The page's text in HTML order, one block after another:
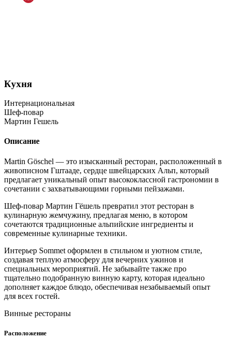
Кухня
Интернациональная
Шеф-повар
Мартин Гешель
Описание
Martin Göschel — это изысканный ресторан, расположенный в
живописном Гштааде, сердце швейцарских Альп, который
предлагает уникальный опыт высококлассной гастрономии в
сочетании с захватывающими горными пейзажами.
Шеф-повар Мартин Гёшель превратил этот ресторан в
кулинарную жемчужину, предлагая меню, в котором
сочетаются традиционные альпийские ингредиенты и
современные кулинарные техники.
Интерьер Sommet оформлен в стильном и уютном стиле,
создавая теплую атмосферу для вечерних ужинов и
специальных мероприятий. Не забывайте также про
тщательно подобранную винную карту, которая идеально
дополняет каждое блюдо, обеспечивая незабываемый опыт
для всех гостей.
Винные рестораны
Расположение